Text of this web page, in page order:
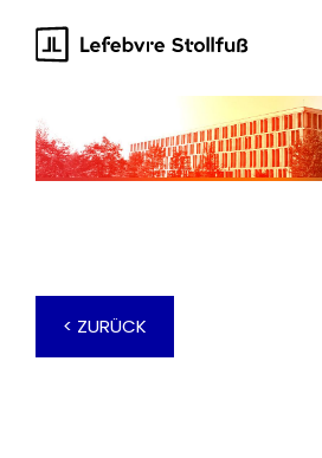
springen
< ZURÜCK